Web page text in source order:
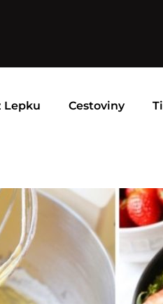
Lepku Cestoviny